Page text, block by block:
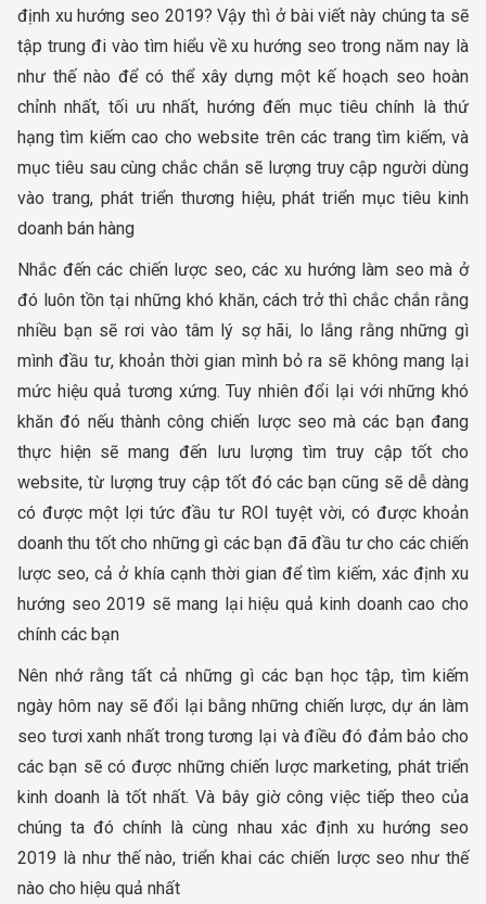
định xu hướng seo 2019? Vậy thì ở bài viết này chúng ta sẽ
tập trung đi vào tìm hiểu về xu hướng seo trong năm nay là
như thế nào để có thể xây dựng một kế hoạch seo hoàn
chỉnh nhất, tối ưu nhất, hướng đến mục tiêu chính là thứ
hạng tìm kiếm cao cho website trên các trang tìm kiếm, và
mục tiêu sau cùng chắc chắn sẽ lượng truy cập người dùng
vào trang, phát triển thương hiệu, phát triển mục tiêu kinh
doanh bán hàng
Nhắc đến các chiến lược seo, các xu hướng làm seo mà ở
đó luôn tồn tại những khó khăn, cách trở thì chắc chắn rằng
nhiều bạn sẽ rơi vào tâm lý sợ hãi, lo lắng rằng những gì
mình đầu tư, khoản thời gian mình bỏ ra sẽ không mang lại
mức hiệu quả tương xứng. Tuy nhiên đổi lại với những khó
khăn đó nếu thành công chiến lược seo mà các bạn đang
thực hiện sẽ mang đến lưu lượng tìm truy cập tốt cho
website, từ lượng truy cập tốt đó các bạn cũng sẽ dễ dàng
có được một lợi tức đầu tư ROI tuyệt vời, có được khoản
doanh thu tốt cho những gì các bạn đã đầu tư cho các chiến
lược seo, cả ở khía cạnh thời gian để tìm kiếm, xác định xu
hướng seo 2019 sẽ mang lại hiệu quả kinh doanh cao cho
chính các bạn
Nên nhớ rằng tất cả những gì các bạn học tập, tìm kiếm
ngày hôm nay sẽ đổi lại bằng những chiến lược, dự án làm
seo tươi xanh nhất trong tương lại và điều đó đảm bảo cho
các bạn sẽ có được những chiến lược marketing, phát triển
kinh doanh là tốt nhất. Và bây giờ công việc tiếp theo của
chúng ta đó chính là cùng nhau xác định xu hướng seo
2019 là như thế nào, triển khai các chiến lược seo như thế
nào cho hiệu quả nhất